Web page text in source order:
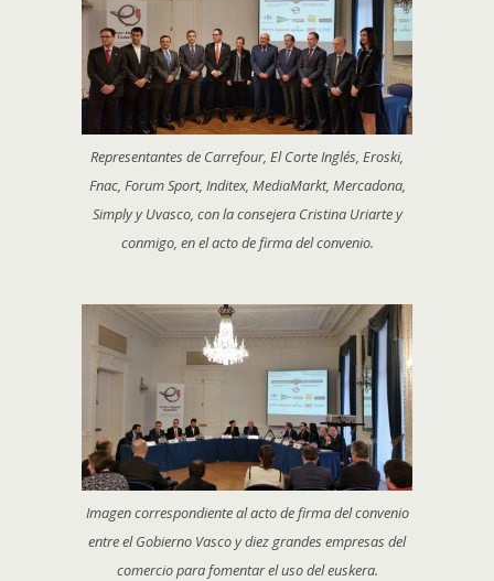
Representantes de Carrefour, El Corte Inglés, Eroski,
Fnac, Forum Sport, Inditex, MediaMarkt, Mercadona,
Simply y Uvasco, con la consejera Cristina Uriarte y
conmigo, en el acto de firma del convenio.
Imagen correspondiente al acto de firma del convenio
entre el Gobierno Vasco y diez grandes empresas del
comercio para fomentar el uso del euskera.